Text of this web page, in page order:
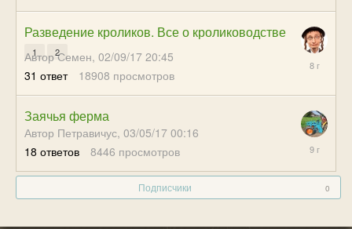
Разведение кроликов. Все о кролиководстве
1 2
Автор Семен, 02/09/17 20:45
31 ответ 18908 просмотров
11/09/17
Заячья ферма
Автор Петравичус, 03/05/17 00:16
18 ответов 8446 просмотров
06/07/17
Подписчики 0